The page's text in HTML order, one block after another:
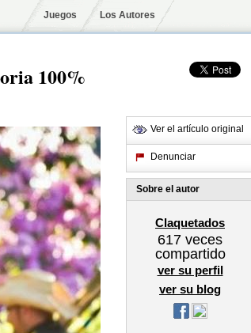
Juegos Los Autores
100%
Ver el artículo original
Denunciar
Sobre el autor
Claquetados
617 veces
compartido
ver su perfil
ver su blog